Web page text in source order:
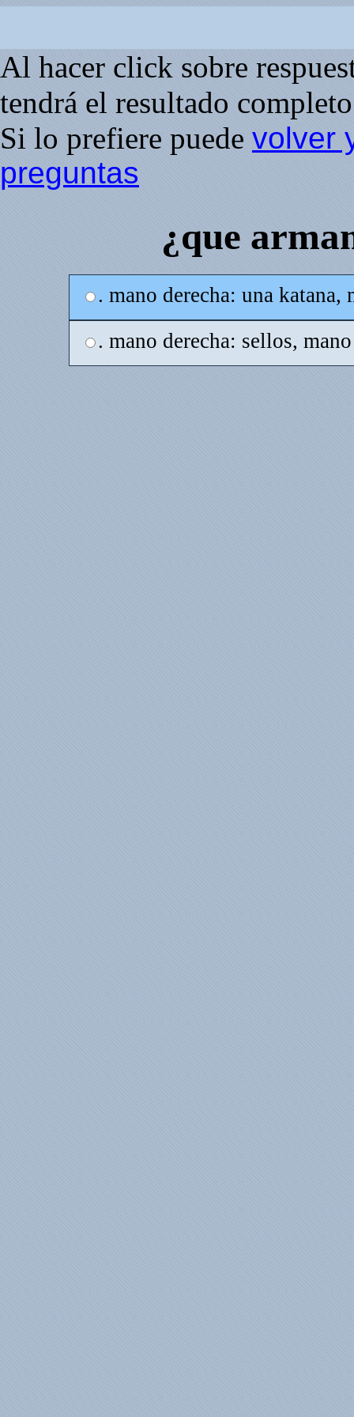
Al hacer click sobre
tendrá el resultado
Si lo prefiere puede volver
preguntas
¿que
. mano derecha: una
. mano derecha: sellos,